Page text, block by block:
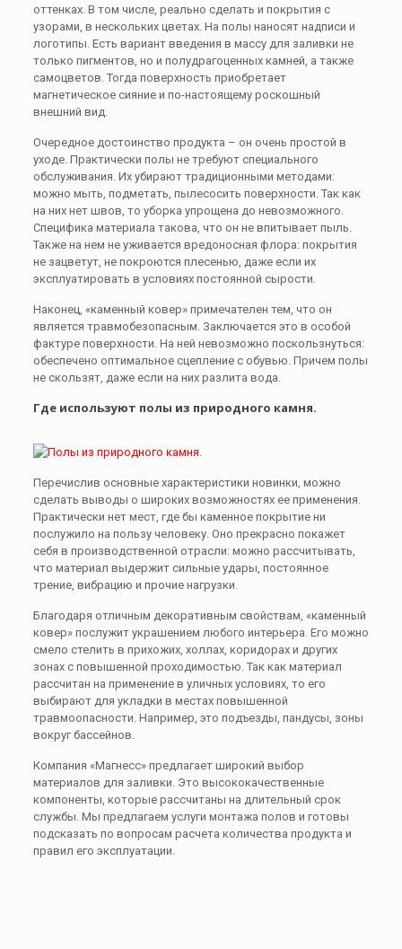
оттенках. В том числе, реально сделать и покрытия с
узорами, в нескольких цветах. На полы наносят надписи и
логотипы. Есть вариант введения в массу для заливки не
только пигментов, но и полудрагоценных камней, а также
самоцветов. Тогда поверхность приобретает
магнетическое сияние и по-настоящему роскошный
внешний вид.
Очередное достоинство продукта – он очень простой в
уходе. Практически полы не требуют специального
обслуживания. Их убирают традиционными методами:
можно мыть, подметать, пылесосить поверхности. Так как
на них нет швов, то уборка упрощена до невозможного.
Специфика материала такова, что он не впитывает пыль.
Также на нем не уживается вредоносная флора: покрытия
не зацветут, не покроются плесенью, даже если их
эксплуатировать в условиях постоянной сырости.
Наконец, «каменный ковер» примечателен тем, что он
является травмобезопасным. Заключается это в особой
фактуре поверхности. На ней невозможно поскользнуться:
обеспечено оптимальное сцепление с обувью. Причем полы
не скользят, даже если на них разлита вода.
Где используют полы из природного камня.
Перечислив основные характеристики новинки, можно
сделать выводы о широких возможностях ее применения.
Практически нет мест, где бы каменное покрытие ни
послужило на пользу человеку. Оно прекрасно покажет
себя в производственной отрасли: можно рассчитывать,
что материал выдержит сильные удары, постоянное
трение, вибрацию и прочие нагрузки.
Благодаря отличным декоративным свойствам, «каменный
ковер» послужит украшением любого интерьера. Его можно
смело стелить в прихожих, холлах, коридорах и других
зонах с повышенной проходимостью. Так как материал
рассчитан на применение в уличных условиях, то его
выбирают для укладки в местах повышенной
травмоопасности. Например, это подъезды, пандусы, зоны
вокруг бассейнов.
Компания «Магнесс» предлагает широкий выбор
материалов для заливки. Это высококачественные
компоненты, которые рассчитаны на длительный срок
службы. Мы предлагаем услуги монтажа полов и готовы
подсказать по вопросам расчета количества продукта и
правил его эксплуатации.